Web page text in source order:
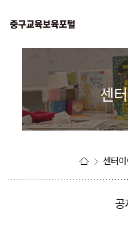
센
센터
공